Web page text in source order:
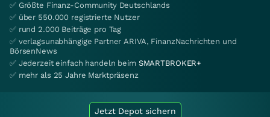
✅ Größte Finanz-Community Deutschlands
✅ über 550.000 registrierte Nutzer
✅ rund 2.000 Beiträge pro Tag
✅ verlagsunabhängige Partner ARIVA, FinanzNachrichten und
BörsenNews
✅ Jederzeit einfach handeln beim SMARTBROKER+
✅ mehr als 25 Jahre Marktpräsenz
Jetzt Depot sichern